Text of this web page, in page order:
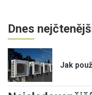
Dnes
Jak